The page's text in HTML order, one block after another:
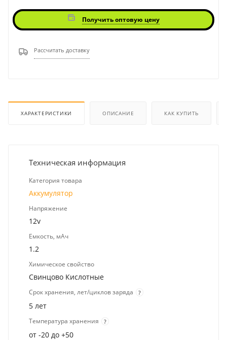
Получить оптовую цену
Рассчитать доставку
ХАРАКТЕРИСТИКИ ОПИСАНИЕ КАК КУПИТЬ
Техническая информация
Категория товара
Аккумулятор
Напряжение
12v
Емкость, мАч
1.2
Химическое свойство
Свинцово Кислотные
Срок хранения, лет/циклов заряда ?
5 лет
Температура хранения ?
от -20 до +50